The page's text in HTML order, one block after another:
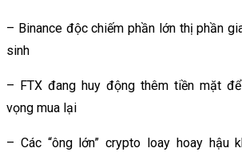
– Binance độc chiếm phần lớn thị phần
sinh
– FTX đang huy động thêm tiền mặt
vọng mua lại
– Các “ông lớn” crypto loay hoay hậu